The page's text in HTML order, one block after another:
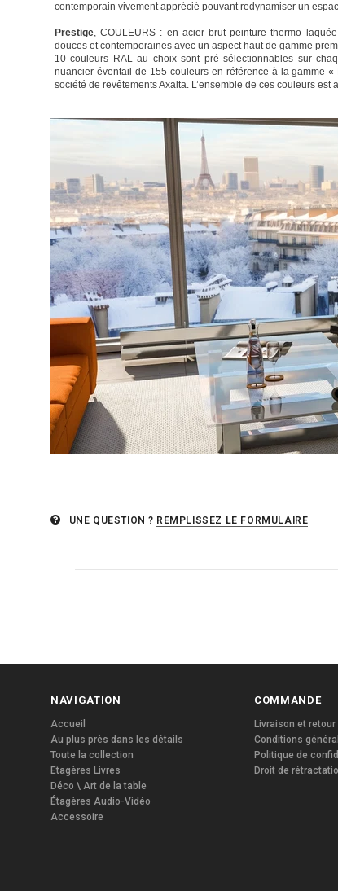
contemporain vivement apprécié pouvant redynamiser un
Prestige, COULEURS : en acier brut peinture thermo
douces et contemporaines avec un aspect haut de gamme
10 couleurs RAL au choix sont pré sélectionnables sur
nuancier éventail de 155 couleurs en référence à la gamme
société de revêtements Axalta. L’ensemble de ces couleurs
UNE QUESTION ? REMPLISSEZ LE FORMULAIRE
NAVIGATION
Accueil
Au plus près dans les détails
Toute la collection
Etagères Livres
Déco \ Art de la table
Étagères Audio-Vidéo
Accessoire
COMMANDE
Livraison et retour
Conditions
Politique de
Droit de